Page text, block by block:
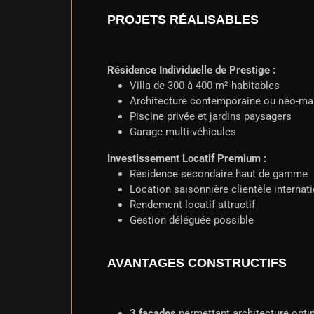
PROJETS RÉALISABLES
Résidence Individuelle de Prestige :
Villa de 300 à 400 m² habitables
Architecture contemporaine ou néo-
Piscine privée et jardins paysagers
Garage multi-véhicules
Investissement Locatif Premium :
Résidence secondaire haut de gamme
Location saisonnière clientèle
Rendement locatif attractif
Gestion déléguée possible
AVANTAGES CONSTRUCTIFS